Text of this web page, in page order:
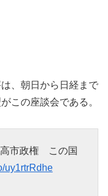
、朝日から日経まで
この座談会である。
高市政権 この国
uy1rtrRdhe